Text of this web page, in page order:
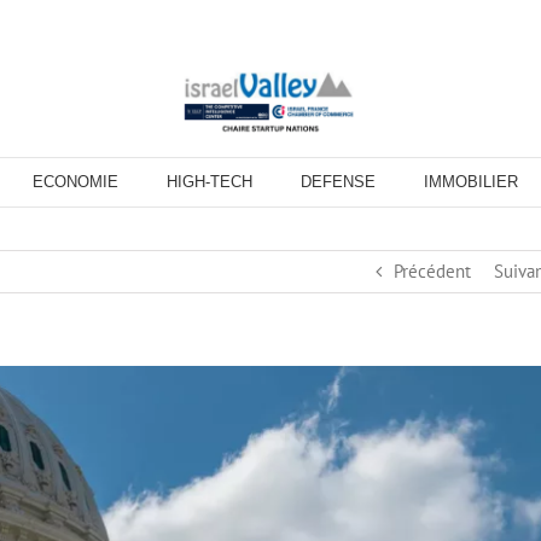
ECONOMIE HIGH-TECH DEFENSE IMMOBILIER
Précédent